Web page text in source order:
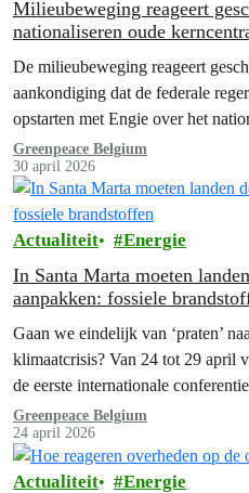
Milieubeweging reageert
nationaliseren oude
De milieubeweging reageert
aankondiging dat de federale
opstarten met Engie over het
Dit is slecht nieuws voor de
Greenpeace Belgium
30 april 2026
Actualiteit Energie
In Santa Marta moeten
aanpakken: fossiele
Gaan we eindelijk van ‘praten’
klimaatcrisis? Van 24 tot 29 april
de eerste internationale
tijdperk zonder fossiele
“bereidwillige landen” komt daar
processen identificeren die…
Greenpeace Belgium
24 april 2026
Actualiteit Energie